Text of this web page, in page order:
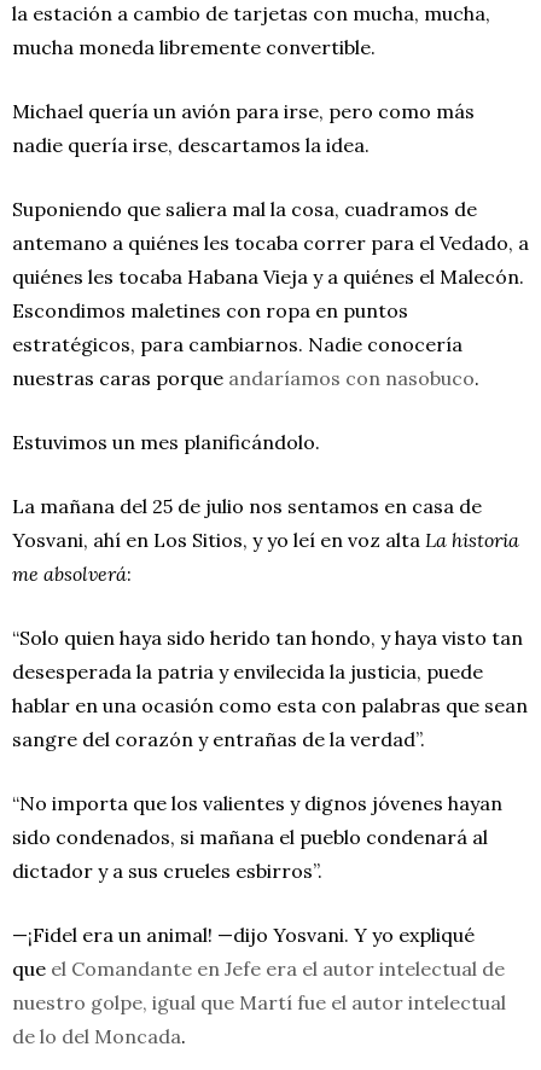
la estación a cambio de tarjetas con mucha, mucha,
mucha moneda libremente convertible.
Michael quería un avión para irse, pero como más
nadie quería irse, descartamos la idea.
Suponiendo que saliera mal la cosa, cuadramos de
antemano a quiénes les tocaba correr para el Vedado, a
quiénes les tocaba Habana Vieja y a quiénes el Malecón.
Escondimos maletines con ropa en puntos
estratégicos, para cambiarnos. Nadie conocería
nuestras caras porque andaríamos con nasobuco.
Estuvimos un mes planificándolo.
La mañana del 25 de julio nos sentamos en casa de
Yosvani, ahí en Los Sitios, y yo leí en voz alta La historia
me absolverá:
“Solo quien haya sido herido tan hondo, y haya visto tan
desesperada la patria y envilecida la justicia, puede
hablar en una ocasión como esta con palabras que sean
sangre del corazón y entrañas de la verdad”.
“No importa que los valientes y dignos jóvenes hayan
sido condenados, si mañana el pueblo condenará al
dictador y a sus crueles esbirros”.
—¡Fidel era un animal! —dijo Yosvani. Y yo expliqué
que el Comandante en Jefe era el autor intelectual de
nuestro golpe, igual que Martí fue el autor intelectual
de lo del Moncada.